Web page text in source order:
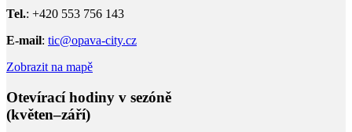
Tel.: +420 553 756 143
E-mail: tic@opava-city.cz
Zobrazit na mapě
Otevírací hodiny v sezóně
(květen–září)